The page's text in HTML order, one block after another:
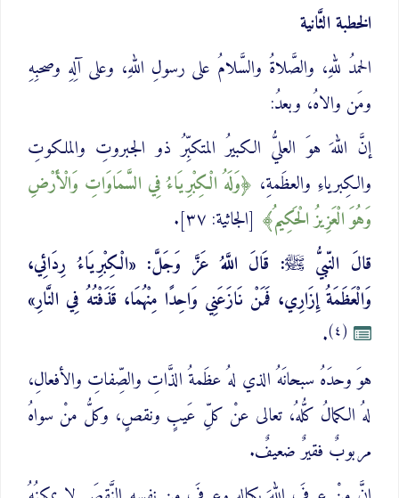
الخطبة الثَّانية
الحمدُ للهِ، والصَّلاةُ والسَّلامُ على رسولِ اللهِ، وعلى آلِهِ وصحبِهِ
ومَن والاهُ، وبعدُ:
إنَّ اللهَ هوَ العليُّ الكبيرُ المتكبِّرُ ذو الجبروتِ والملكوتِ
والكِبرياءِ والعظَمةِ،
وَلَهُ ‌الْكِبْرِيَاءُ فِي السَّمَاوَاتِ وَالْأَرْضِ
وَهُوَ الْعَزِيزُ الْحَكِيمُ
[الجاثية: ٣٧].
قالَ النّبيُّ ﷺ: قَالَ اللَّهُ عَزَّ وَجَلَّ: «الْكِبْرِيَاءُ رِدَائِي،
وَالْعَظَمَةُ إِزَارِي، فَمَنْ نَازَعَنِي وَاحِدًا مِنْهُمَا، قَذَفْتُهُ فِي النَّارِ»
(٤)
.
هوَ وحدَهُ سبحانَهُ الذي لهُ عظَمةُ الذَّاتِ والصِّفاتِ والأفعالِ،
لهُ الكمالُ كلُّهُ، تعالى عنْ كلِّ عَيبٍ ونقصٍ، وكلُّ منْ سواهُ
مربوبٌ فقيرٌ ضعيفٌ.